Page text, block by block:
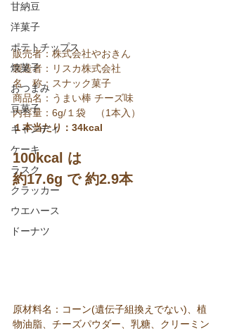
甘納豆
洋菓子
ポテトチップス
焼菓子
おつまみ
豆菓子
キャンディ
ケーキ
ラスク
クラッカー
ウエハース
ドーナツ
販売者：株式会社やおきん
製造者：リスカ株式会社
名　称：スナック菓子
商品名：うまい棒 チーズ味
内容量：6g/１袋　（1本入）
１本当たり：34kcal
100kcal は
約17.6g で 約2.9本
原材料名：コーン(遺伝子組換えでない)、植
物油脂、チーズパウダー、乳糖、クリーミン